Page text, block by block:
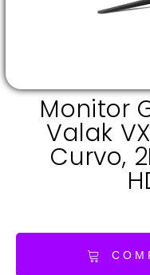
Monitor
Valak
Curvo,